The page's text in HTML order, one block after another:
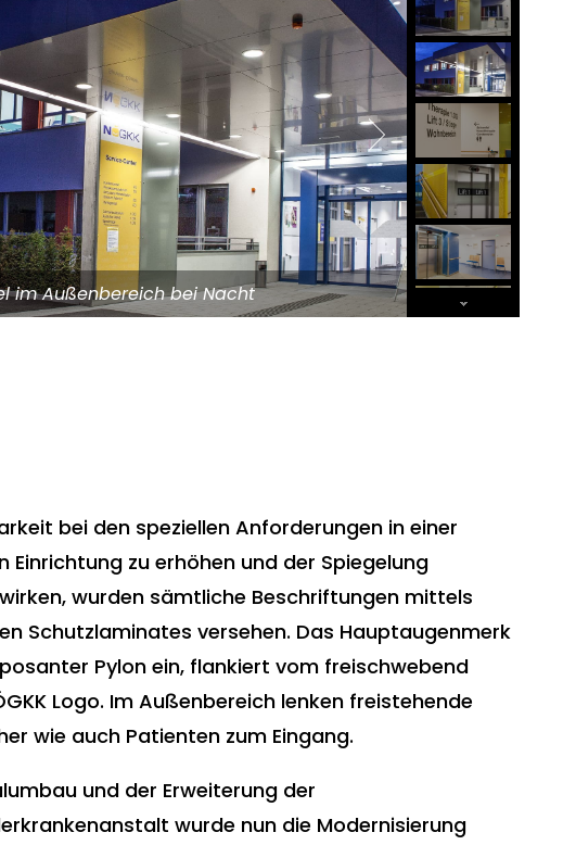
im Außenbereich bei Nacht
bei den speziellen Anforderungen in einer
Einrichtung zu erhöhen und der Spiegelung
wurden sämtliche Beschriftungen mittels
Schutzlaminates versehen. Das Hauptaugenmerk
Pylon ein, flankiert vom freischwebend
Logo. Im Außenbereich lenken freistehende
wie auch Patienten zum Eingang.
und der Erweiterung der
wurde nun die Modernisierung